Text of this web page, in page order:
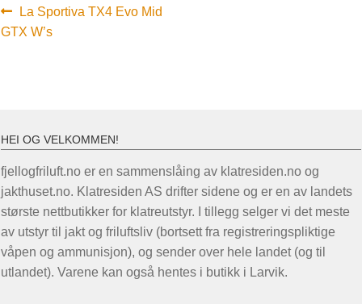
Innleggsnavigasjon
Forrige
innlegg:
La Sportiva TX4 Evo Mid
GTX W’s
HEI OG VELKOMMEN!
fjellogfriluft.no er en sammenslåing av klatresiden.no og
jakthuset.no. Klatresiden AS drifter sidene og er en av landets
største nettbutikker for klatreutstyr. I tillegg selger vi det meste
av utstyr til jakt og friluftsliv (bortsett fra registreringspliktige
våpen og ammunisjon), og sender over hele landet (og til
utlandet). Varene kan også hentes i butikk i Larvik.